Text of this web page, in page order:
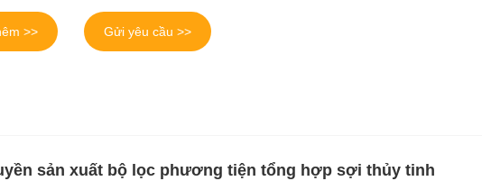
>> Gửi yêu cầu >>
sản xuất bộ lọc phương tiện tổng hợp sợi thủy tinh